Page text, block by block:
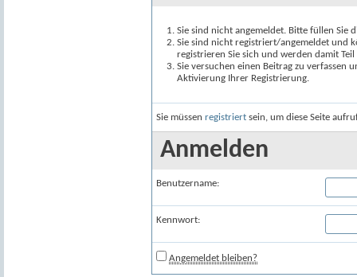
Sie sind nicht angemeldet. Bitte füllen Sie
Sie sind nicht registriert/angemeldet und
registrieren Sie sich und werden damit
Sie versuchen einen Beitrag zu verfassen
Aktivierung Ihrer Registrierung.
Sie müssen registriert sein, um diese Seite
Anmelden
Benutzername:
Kennwort:
Angemeldet bleiben?